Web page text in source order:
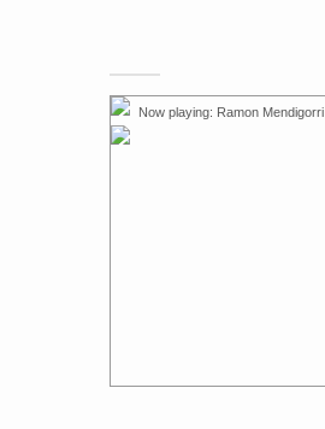
Now playing: Ramon Mendigorri